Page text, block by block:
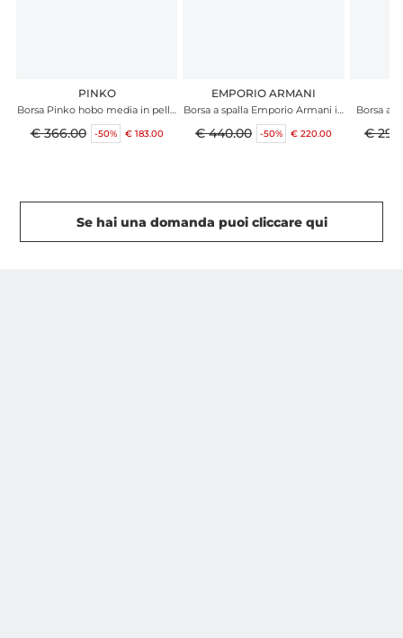
PINKO
Borsa Pinko hobo media in pelle
verde
€ 366.00 -50% € 183.00
EMPORIO ARMANI
Borsa a spalla Emporio Armani in
ecopelle nera effetto matelassÉ
€ 440.00 -50% € 220.00
Borsa a
€
Se hai una domanda puoi cliccare qui